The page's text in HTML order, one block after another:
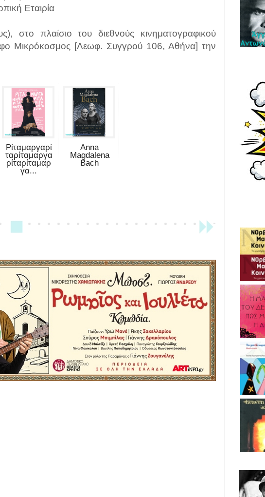
Εταιρία
στο πλαίσιο του διεθνούς κινηματογραφικού
Μικρόκοσμος [Λεωφ. Συγγρού 106, Αθήνα] την
Ρίταμαργαρί
ταρίταμαργα
ρίταρίταμαρ
γα...
Anna
Magdalena
Bach